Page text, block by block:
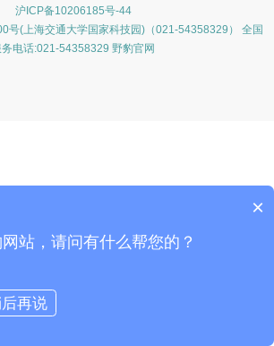
沪ICP备10206185号-44
号(上海交通大学国家科技园)（021-54358329） 全国
务电话:021-54358329 野豹官网
×
站，请问有什么帮您的？
再说
在线咨询